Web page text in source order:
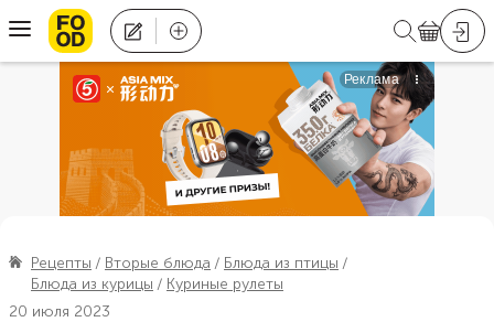
Рецепты Вторые блюда
Блюда из птицы
Блюда из курицы
Куриные рулеты
20 июля 2023